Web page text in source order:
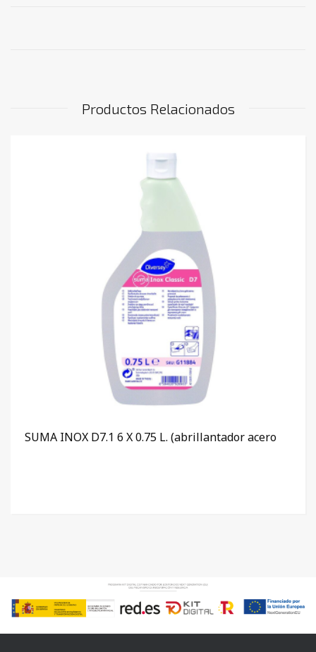
Productos Relacionados
SUMA INOX D7.1 6 X 0.75 L. (abrillantador acero